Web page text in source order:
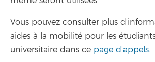
Vous pouvez consulter plus
aides à la mobilité pour les
universitaire dans ce page d'appels.